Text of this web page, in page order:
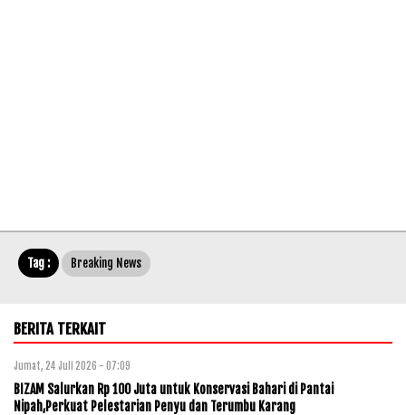
Tag : Breaking News
BERITA TERKAIT
Jumat, 24 Juli 2026 - 07:09
BIZAM Salurkan Rp 100 Juta untuk Konservasi Bahari di Pantai
Nipah,Perkuat Pelestarian Penyu dan Terumbu Karang